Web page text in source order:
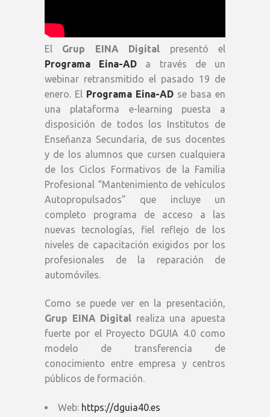
El Grup EINA Digital presentó el
Programa Eina-AD a través de un
webinar retransmitido el pasado 19 de
enero. El Programa Eina-AD se basa en
una plataforma e-learning puesta a
disposición de todos los Institutos de
Enseñanza Secundaria, de sus docentes
y de los alumnos que cursen cualquiera
de los Ciclos Formativos de la Familia
Profesional “Mantenimiento de vehículos
Autopropulsados” que incluye un
completo programa de acceso a las
nuevas tecnologías, fiel reflejo de los
niveles de capacitación exigidos por los
profesionales de la reparación de
automóviles.
Como se puede ver en la presentación,
Grup EINA Digital realiza una apuesta
fuerte por el Proyecto DGUIA 4.0 como
modelo de transferencia de
conocimiento entre empresa y centros
públicos de formación.
Web: https://dguia40.es